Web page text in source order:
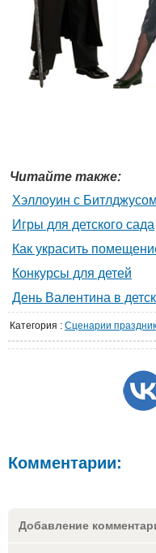
Читайте также:
Хэллоуин с Битлджусом
Игры для детского сада
Как украсить
Конкурсы для детей
День Валентина в
Категория : Сценарии
Комментарии:
Добавление